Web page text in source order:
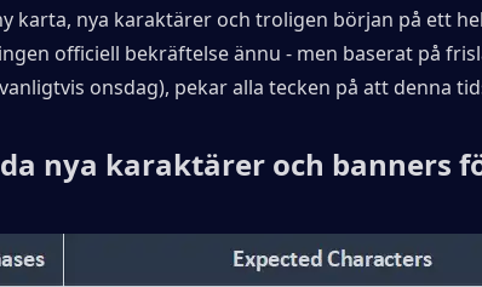
karta, nya karaktärer och troligen början på ett
officiell bekräftelse ännu - men baserat på
onsdag), pekar alla tecken på att denna
nya karaktärer och banners